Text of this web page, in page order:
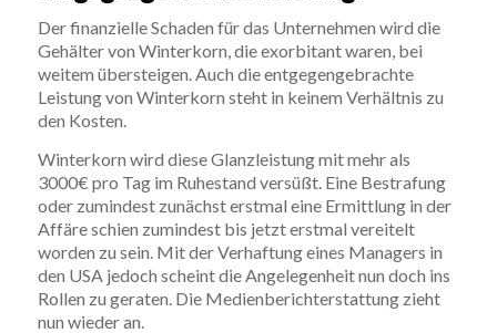
Der finanzielle Schaden für das Unternehmen wird die
Gehälter von Winterkorn, die exorbitant waren, bei
weitem übersteigen. Auch die entgegengebrachte
Leistung von Winterkorn steht in keinem Verhältnis zu
den Kosten.
Winterkorn wird diese Glanzleistung mit mehr als
3000€ pro Tag im Ruhestand versüßt. Eine Bestrafung
oder zumindest zunächst erstmal eine Ermittlung in der
Affäre schien zumindest bis jetzt erstmal vereitelt
worden zu sein. Mit der Verhaftung eines Managers in
den USA jedoch scheint die Angelegenheit nun doch ins
Rollen zu geraten. Die Medienberichterstattung zieht
nun wieder an.